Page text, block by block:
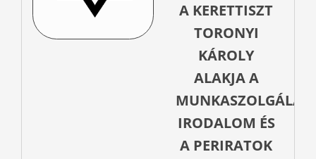
A KERETTISZT
TORONYI
KÁROLY
ALAKJA A
MUNKASZOLGÁLAT-
IRODALOM ÉS
A PERIRATOK